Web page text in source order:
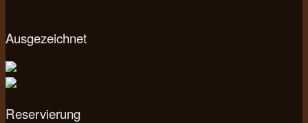
Ausgezeichnet
Reservierung